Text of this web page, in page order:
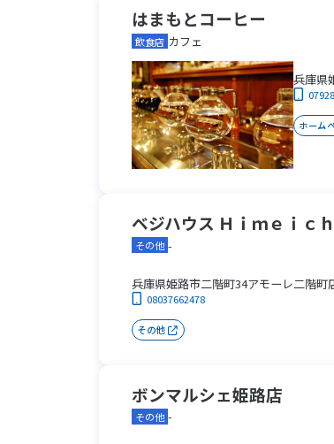
はまもとコーヒー
飲食店 カフェ
兵庫県
ホーム
ベジハウス Ｈｉｍｅｉｃ
その他 -
兵庫県姫路市二階町34アモーレ二階町
08037662478
その他
ボンマルシェ姫路店
その他 -